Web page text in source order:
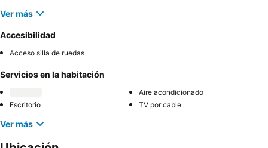
Ver más
Accesibilidad
Acceso silla de ruedas
Servicios en la habitación
Aire acondicionado
Escritorio
TV por cable
Ver más